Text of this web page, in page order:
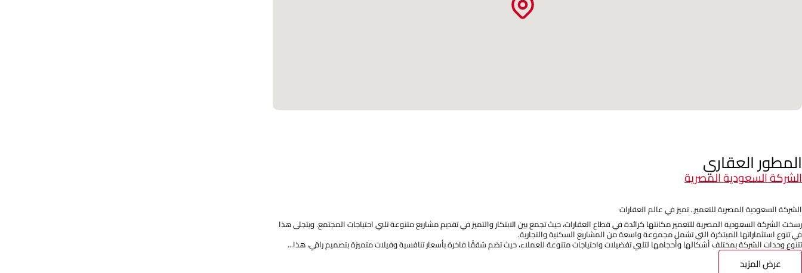
المطور العقاري
الشركة السعودية المصرية
الشركة السعودية المصرية للتعمير.. تميز في عالم العقارات
رسخت الشركة السعودية المصرية للتعمير مكانتها كرائدة في قطاع العقارات، حيث تجمع بين الابتكار والتميز في تقديم مشاريع متنوعة تلبي احتياجات المجتمع. ويتجلى هذا
في تنوع استثماراتها المبتكرة التي تشمل مجموعة واسعة من المشاريع السكنية والتجارية.
تتنوع وحدات الشركة بمختلف أشكالها وأحجامها لتلبي تفضيلات واحتياجات متنوعة للعملاء، حيث تضم شققًا فاخرة بأسعار تنافسية وفيلات متميزة بتصميم راقي، هذا...
عرض المزيد